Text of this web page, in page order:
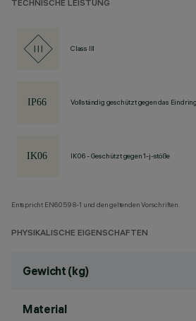
TECHNISCHE LEISTUNG
Class III
Vollständig geschützt gegen das
IK06 - Geschützt gegen 1-j-stöße
Entspricht EN60598-1 und den geltenden Vorschriften.
PHYSIKALISCHE EIGENSCHAFTEN
Gewicht (kg)
Material